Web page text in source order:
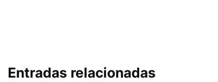
Entradas relacionadas